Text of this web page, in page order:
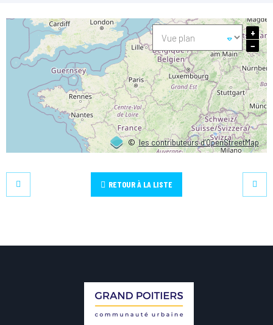
©les contributeurs d’OpenStreetMap
+
−
RETOUR À LA LISTE